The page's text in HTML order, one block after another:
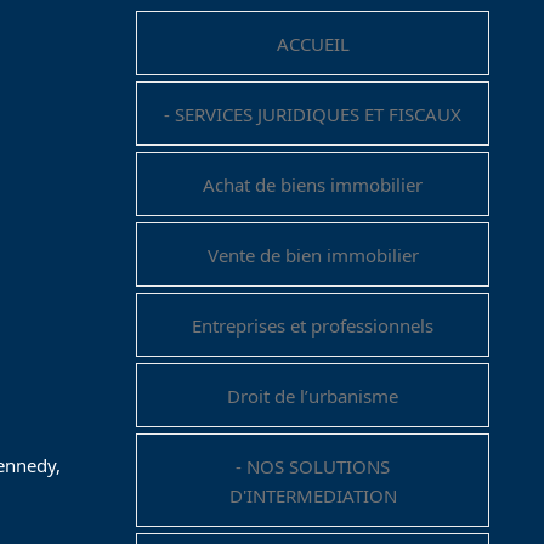
ACCUEIL
- SERVICES JURIDIQUES ET FISCAUX
Achat de biens immobilier
Vente de bien immobilier
Entreprises et professionnels
Droit de l’urbanisme
- NOS SOLUTIONS
D'INTERMEDIATION